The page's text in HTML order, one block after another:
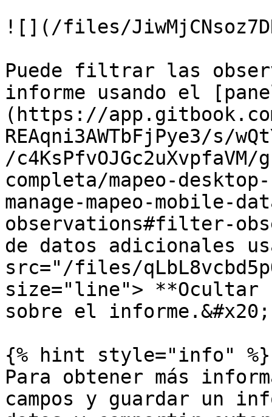
![](/files/
Puede filtrar las
informe usando el
(https://
REAqni3AWTbFjPye3/s/
/
completa/mapeo-
manage-mapeo-mobile-
observations#filter-
de datos adicionales
src="/files/
size="line"> **Ocultar
sobre el informe.&#x20;
{% hint style="info" %}
Para obtener más
campos y guardar un